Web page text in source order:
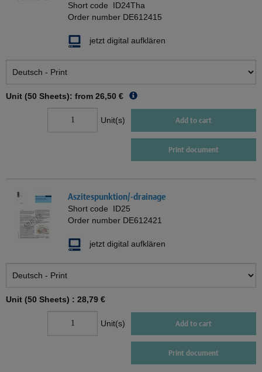
Short code ID24Tha
Order number DE612415
jetzt digital aufklären
Unit (50 Sheets): from 26,50 €
Unit(s) Add to cart
Print document
Aszitespunktion/-drainage
Short code ID25
Order number DE612421
jetzt digital aufklären
Unit (50 Sheets) : 28,79 €
Unit(s) Add to cart
Print document